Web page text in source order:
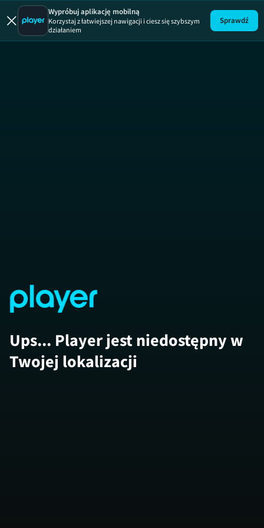
Uwaga!
Wypróbuj aplikację mobilną
Korzystaj z łatwiejszej nawigacji i ciesz się szybszym
działaniem
Sprawdź
Ups... Player jest niedostępny w
Twojej lokalizacji